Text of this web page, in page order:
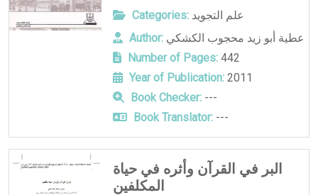
Categories: علم التجويد
Author: عطية أبو زيد محجوب الكشكي
Number of Pages:442
Year of Publication:2011
Book Checker:---
Book Translator:---
البر في القرآن وأثره في حياة
المكلفين